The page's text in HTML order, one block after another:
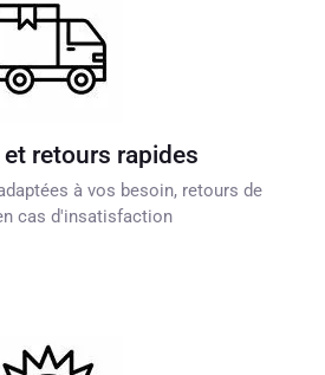
retours rapides
à vos besoin, retours de
cas d'insatisfaction